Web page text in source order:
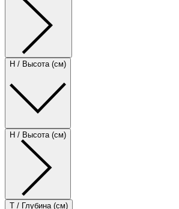
H / Высота (см)
H / Высота (см)
T / Глубина (см)